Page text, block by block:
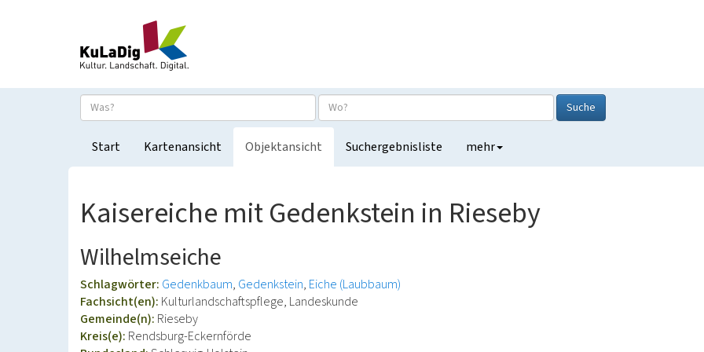
Suche
Start Kartenansicht Objektansicht Suchergebnisliste mehr
Kaisereiche mit Gedenkstein in Rieseby
Wilhelmseiche
Schlagwörter: Gedenkbaum Gedenkstein Eiche (Laubbaum)
Fachsicht(en): Kulturlandschaftspflege, Landeskunde
Gemeinde(n): Rieseby
Kreis(e): Rendsburg-Eckernförde